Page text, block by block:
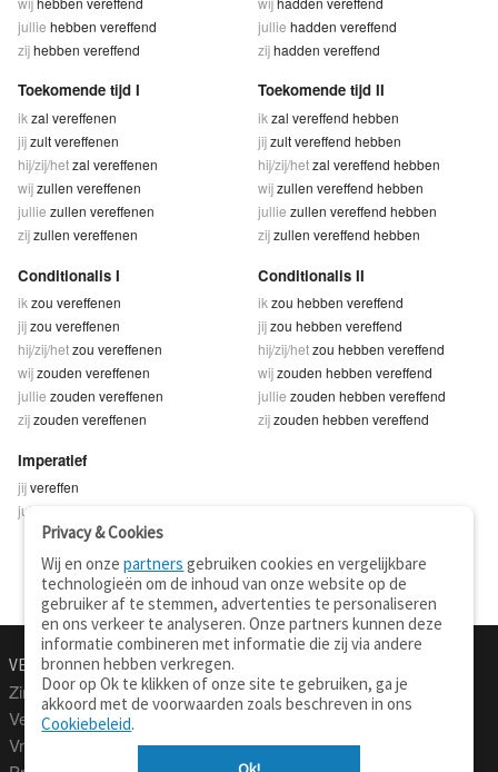
jullie hebben vereffend
zijhebben vereffend
jullie hadden vereffend
zijhadden vereffend
Toekomende tijd I
ik zal vereffenen
jijzult vereffenen
hij/zij/hetzal vereffenen
wijzullen vereffenen
jullie zullen vereffenen
zijzullen vereffenen
Toekomende tijd II
ik zal vereffend hebben
jijzult vereffend hebben
hij/zij/hetzal vereffend hebben
wijzullen vereffend hebben
jullie zullen vereffend hebben
zijzullen vereffend hebben
Conditionalis I
ik zou vereffenen
jijzou vereffenen
hij/zij/hetzou vereffenen
wijzouden vereffenen
jullie zouden vereffenen
zijzouden vereffenen
Conditionalis II
ik zou hebben vereffend
jijzou hebben vereffend
hij/zij/hetzou hebben vereffend
wijzouden hebben vereffend
jullie zouden hebben vereffend
zijzouden hebben vereffend
Imperatief
jijvereffen
jullie
VERTALEN.NU
Zinnen vertalen
Verklarend woordenboek
Vraagbaak
Over deze site
Privacy
Privacy & Cookies
Wij en onzepartners gebruiken cookies en vergelijkbare
technologieën om de inhoud van onze website op de
gebruiker af te stemmen, advertenties te personaliseren
en ons verkeer te analyseren. Onze partners kunnen deze
informatie combineren met informatie die zij via andere
bronnen hebben verkregen.
Door op Ok te klikken of onze site te gebruiken, ga je
akkoord met de voorwaarden zoals beschreven in ons
Cookiebeleid.